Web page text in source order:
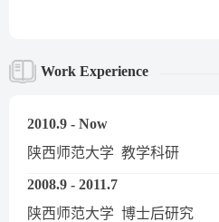
Work Experience
2010.9 - Now
陕西师范大学 教学科研
2008.9 - 2011.7
陕西师范大学 博士后研究